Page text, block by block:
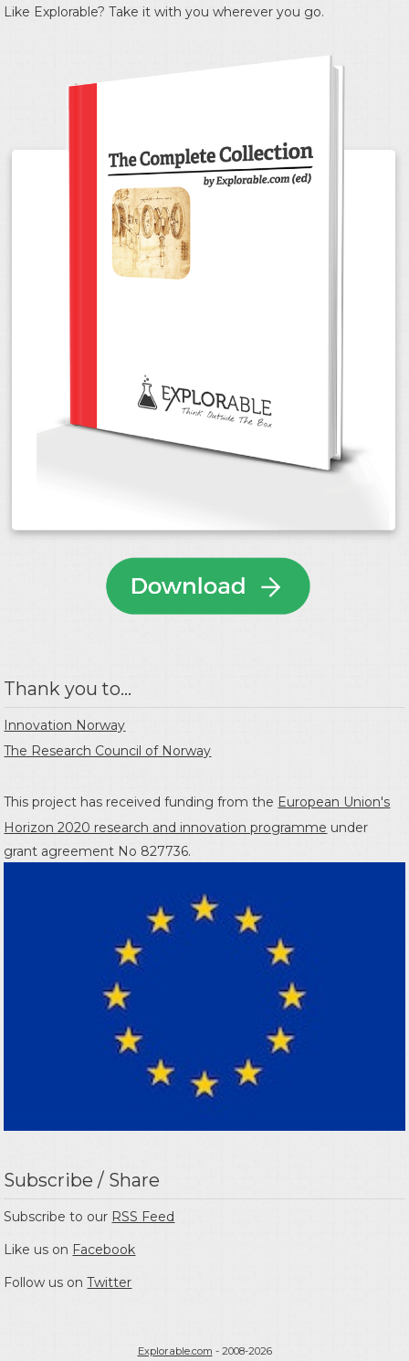
Like Explorable? Take it with you wherever you go.
Thank you to...
Innovation Norway
The Research Council of Norway
This project has received funding from the European Union's
Horizon 2020 research and innovation programme under
grant agreement No 827736.
Subscribe / Share
Subscribe to our RSS Feed
Like us on Facebook
Follow us onTwitter
Explorable.com - 2008-2026